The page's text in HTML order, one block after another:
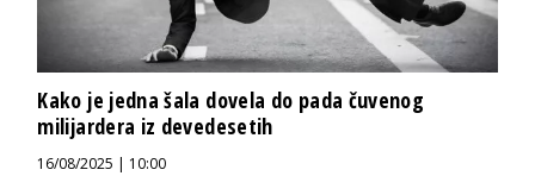
Kako je jedna šala dovela do pada čuvenog
milijardera iz devedesetih
16/08/2025 | 10:00